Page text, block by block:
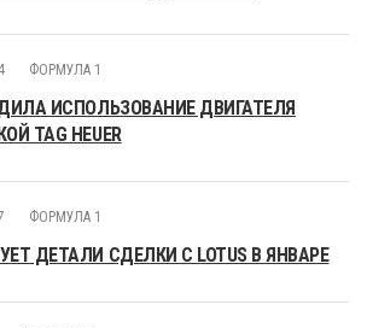
ФОРМУЛА 1
ИСПОЛЬЗОВАНИЕ ДВИГАТЕЛЯ
TAG HEUER
ФОРМУЛА 1
ДЕТАЛИ СДЕЛКИ С LOTUS В ЯНВАРЕ